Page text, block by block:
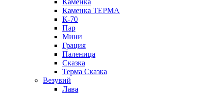
Каменка
Каменка ТЕРМА
К-70
Пар
Мини
Грация
Паленица
Сказка
Терма Сказка
Везувий
Лава